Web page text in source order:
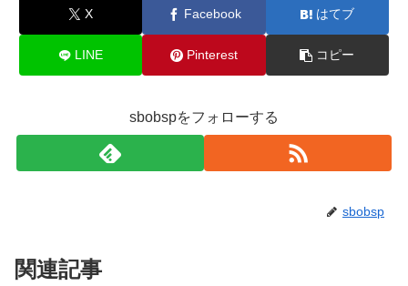
X Facebook はてブ
LINE Pinterest コピー
sbobspをフォローする
sbobsp
関連記事